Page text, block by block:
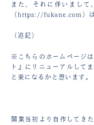
また、それに伴いまし
（https://fukane.com）は
（追記）
※こちらのホームページ
ト』にリニューアルして
と楽になるかと思います。
開業当初より自作してき